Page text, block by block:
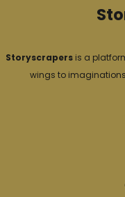
Storyscrapers is a
wings to